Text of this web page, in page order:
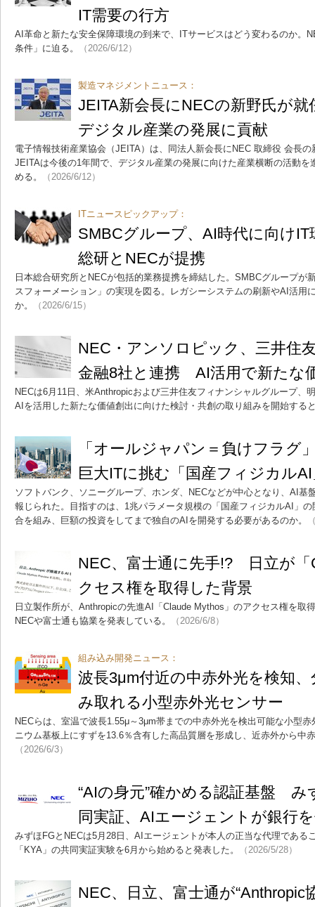
IT需要の行方
AI革命と新たな安全保障環境の到来で、ITサービスはどう変わるのか。
条件」に迫る。
（2026/6/12）
製造マネジメントニュース：
JEITA新会長にNECの新野氏が
デジタル産業の発展に貢献
電子情報技術産業協会（JEITA）は、同法人新会長にNEC 取締役 会長
JEITAは今後の1年間で、デジタル産業の発展に向けた産業横断の活動を
める。
（2026/6/12）
ITニュースピックアップ：
SMBCグループ、AI時代に向け
総研とNECが提携
日本総合研究所とNECが包括的業務提携を締結した。SMBCグループが
スフォーメーション」の実現を図る。レガシーシステムの刷新やAI活用
か。
（2026/6/15）
NEC・アンソロピック、三井住
金融8社と連携 AI活用で新たな
NECは6月11日、米Anthropicおよび三井住友フィナンシャルグループ、
AIを活用した新たな価値創出に向けた検討・共創の取り組みを開始する
「オールジャパン＝負けフラ
巨大ITに挑む「国産フィジカル
ソフトバンク、ソニーグループ、ホンダ、NECなどが中心となり、AI基
報じられた。目指すのは、1兆パラメータ規模の「国産フィジカルAI」
合を組み、巨額の投資をしてまで独自のAIを開発する必要があるのか。
NEC、富士通に先手!? 日立が「
クセス権を取得した背景
日立製作所が、Anthropicの先進AI「Claude Mythos」のアクセス権を取
NECや富士通も協業を発表している。
（2026/6/8）
組み込み開発ニュース：
波長3μm付近の中赤外光を検知
み取れる小型赤外光センサー
NECらは、室温で波長1.55μ～3μm帯までの中赤外光を検出可能な小型
ニウム基板上にすずを13.6％含有した高品質層を形成し、近赤外から中
（2026/6/3）
“AIの身元”確かめる認証基盤 み
同実証、AIエージェントが銀行
みずほFGとNECは5月28日、AIエージェントが本人の正当な代理である
「KYA」の共同実証実験を6月から始めると発表した。
（2026/5/28）
NEC、日立、富士通が